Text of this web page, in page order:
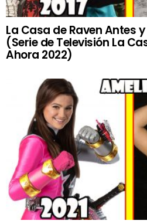
La Casa de Raven Antes
(Serie de Televisión La
Ahora 2022)